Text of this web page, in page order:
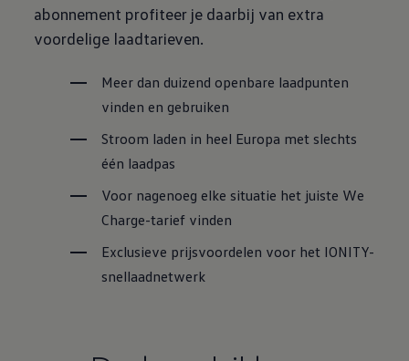
abonnement profiteer je daarbij van extra
voordelige laadtarieven.
Meer dan duizend openbare laadpunten
vinden en gebruiken
Stroom laden in heel Europa met slechts
één laadpas
Voor nagenoeg elke situatie het juiste We
Charge-tarief vinden
Exclusieve prijsvoordelen voor het IONITY-
snellaadnetwerk